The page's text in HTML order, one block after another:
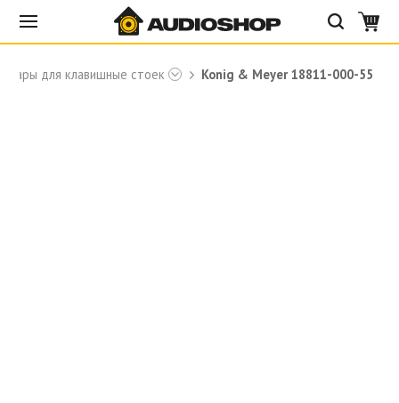
для клавишные стоек Konig & Meyer 18811-000-55